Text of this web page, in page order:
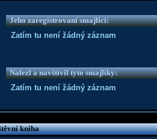
Jeho zaregistrovaní smajlíci:
Zatím tu není žádný záznam
Nalezl a navštívil tyto smajlíky:
Zatím tu není žádný záznam
kniha